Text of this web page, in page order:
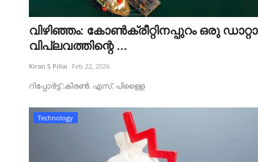
വിഴിഞ്ഞം: കോൺക്രീറ്റിനപ്പുറം ഒരു ഡാറ്റാ
വിപ്ലവത്തിന്റെ ...
Kiran S Pillai Feb 22, 2026
റിപ്പോർട്ട്‌ :കിരൺ. എസ്. പിള്ളൈ
Technology